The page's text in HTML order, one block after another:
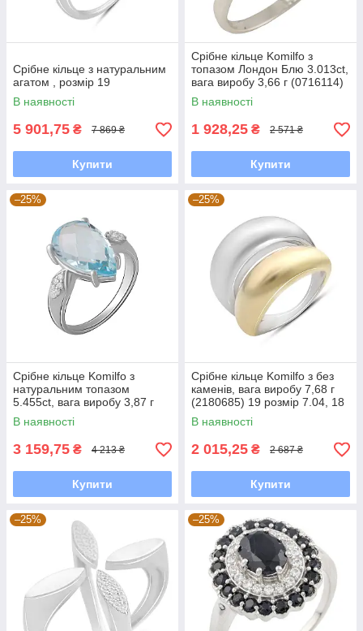
Срібне кільце з натуральним
агатом , розмір 19
В наявності
5 901,75 ₴ 7 869 ₴
Купити
Срібне кільце Komilfo з
топазом Лондон Блю 3.013ct,
вага виробу 3,66 г (0716114)
17 розмір
В наявності
1 928,25 ₴ 2 571 ₴
Купити
–25%
Срібне кільце Komilfo з
натуральним топазом
5.455ct, вага виробу 3,87 г
(2042662) 17.5 розмір
В наявності
3 159,75 ₴ 4 213 ₴
Купити
–25%
Срібне кільце Komilfo з без
каменів, вага виробу 7,68 г
(2180685) 19 розмір 7.04, 18
В наявності
2 015,25 ₴ 2 687 ₴
Купити
–25% –25%